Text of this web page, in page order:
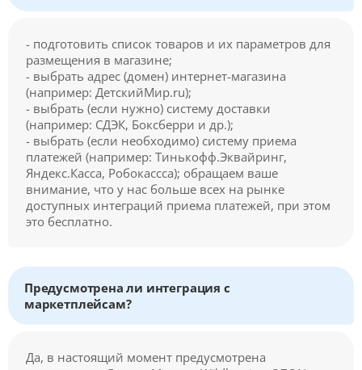
- подготовить список товаров и их параметров для
размещения в магазине;
- выбрать адрес (домен) интернет-магазина
(например: ДетскийМир.ru);
- выбрать (если нужно) систему доставки
(например: СДЭК, Боксберри и др.);
- выбрать (если необходимо) систему приема
платежей (например: Тинькофф.Эквайринг,
Яндекс.Касса, Робокассса); обращаем ваше
внимание, что у нас больше всех на рынке
доступных интеграций приема платежей, при этом
это бесплатно.
Предусмотрена ли интеграция с
маркетплейсам?
Да, в настоящий момент предусмотрена